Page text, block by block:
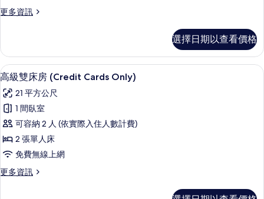
房
Cards
Only)
的
所
有
相
片
更多資訊
更
雙
床
房
Cards
Only)
的
詳
情
選擇日期以查看價格
顯
示
高
級
雙
床
(Credit
高級雙床房 (Credit Cards Only) | 客
8
高級雙床房 (Credit Cards Only)
21 平方公尺
1 間臥室
可容納 2 人 (依實際入住人數計費)
2 張單人床
免費無線上網
更多資訊
更